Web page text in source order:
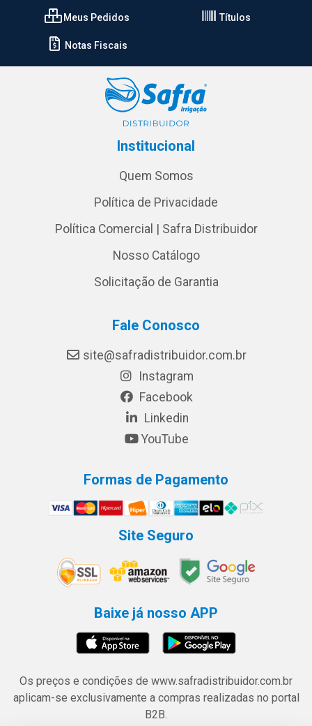
Meus Pedidos Títulos
Notas Fiscais
Institucional
Quem Somos
Política de Privacidade
Política Comercial | Safra Distribuidor
Nosso Catálogo
Solicitação de Garantia
Fale Conosco
site@safradistribuidor.com.br
Instagram
Facebook
Linkedin
YouTube
Formas de Pagamento
Site Seguro
Baixe já nosso APP
Os preços e condições de www.safradistribuidor.com.br
aplicam-se exclusivamente a compras realizadas no portal
B2B.